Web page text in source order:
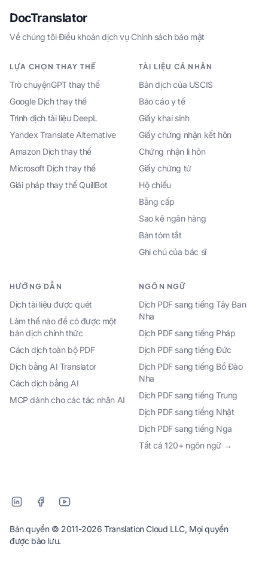
DocTranslator
Về chúng tôi·Điều khoản dịch vụ·Chính sách bảo mật
LỰA CHỌN THAY THẾ
Trò chuyệnGPT thay thế
Google Dịch thay thế
Trình dịch tài liệu DeepL
Yandex Translate Alternative
Amazon Dịch thay thế
Microsoft Dịch thay thế
Giải pháp thay thế QuillBot
TÀI LIỆU CÁ NHÂN
Bản dịch của USCIS
Báo cáo y tế
Giấy khai sinh
Giấy chứng nhận kết hôn
Chứng nhận li hôn
Giấy chứng tử
Hộ chiếu
Bằng cấp
Sao kê ngân hàng
Bản tóm tắt
Ghi chú của bác sĩ
HƯỚNG DẪN
Dịch tài liệu được quét
Làm thế nào để có được một
bản dịch chính thức
Cách dịch toàn bộ PDF
Dịch bằng AI Translator
Cách dịch bằng AI
MCP dành cho các tác nhân AI
NGÔN NGỮ
Dịch PDF sang tiếng Tây Ban
Nha
Dịch PDF sang tiếng Pháp
Dịch PDF sang tiếng Đức
Dịch PDF sang tiếng Bồ Đào
Nha
Dịch PDF sang tiếng Trung
Dịch PDF sang tiếng Nhật
Dịch PDF sang tiếng Nga
Tất cả 120+ ngôn ngữ →
Bản quyền © 2011-2026 Translation Cloud LLC, Mọi quyền
được bảo lưu.